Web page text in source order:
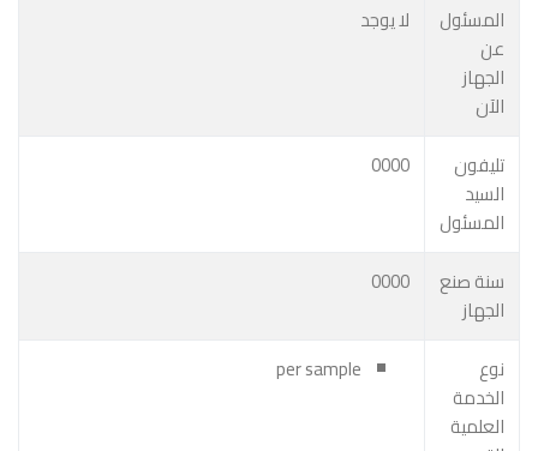
المسئول
عن
الجهاز
الآن
لا يوجد
تليفون
السيد
المسئول
0000
سنة صنع
الجهاز
0000
نوع
الخدمة
العلمية
per sample